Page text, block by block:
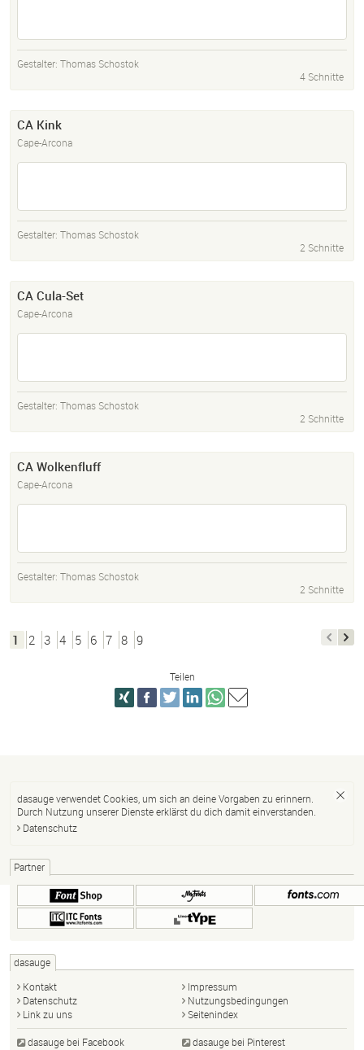
Gestalter: Thomas Schostok
4 Schnitte
CA Kink
Cape-Arcona
Gestalter: Thomas Schostok
2 Schnitte
CA Cula-Set
Cape-Arcona
Gestalter: Thomas Schostok
2 Schnitte
CA Wolkenfluff
Cape-Arcona
Gestalter: Thomas Schostok
2 Schnitte
1 2 3 4 5 6 7 8 9
Teilen
dasauge verwendet Cookies, um sich an deine Vorgaben zu erinnern.
Durch Nutzung unserer Dienste erklärst du dich damit einverstanden.
Datenschutz
Partner
dasauge
Kontakt
Impressum
Datenschutz
Nutzungsbedingungen
Link zu uns
Seitenindex
dasauge bei Facebook dasauge bei Pinterest